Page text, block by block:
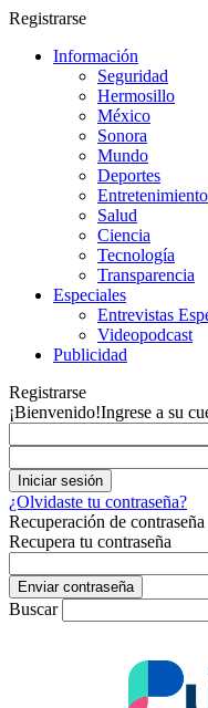
Registrarse
Información
Seguridad
Hermosillo
México
Sonora
Mundo
Deportes
Salud
Ciencia
Tecnología
Transparencia
Especiales
Entrevistas
Videopodcast
Publicidad
Registrarse
¡Bienvenido!Ingrese a su
¿Olvidaste tu contraseña?
Recuperación de contraseña
Recupera tu contraseña
Buscar